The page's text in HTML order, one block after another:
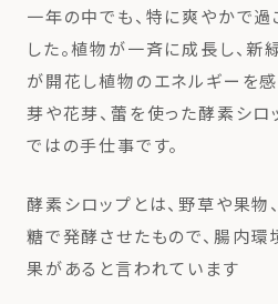
一年の中でも、特に爽やかで
した。植物が一斉に成長し、新
が開花し植物のエネルギーを感
芽や花芽、蕾を使った酵素シロ
ではの手仕事です。
酵素シロップとは、野草や果物
糖で発酵させたもので、腸内
果があると言われています